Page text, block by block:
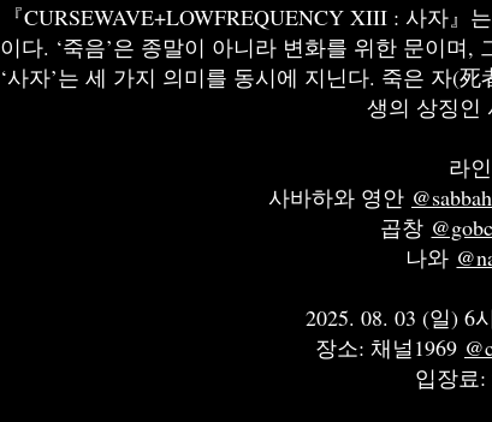
『CURSEWAVE+LOWFREQUENCY XIII : 사자
이다. ‘죽음’은 종말이 아니라 변화를 위한 문이며
‘사자’는 세 가지 의미를 동시에 지닌다. 죽은 자(
생의 상징인
라
사바하와 영안
곱창
나와
2025. 08. 03 (일) 6
장소: 채널1969
입장료: